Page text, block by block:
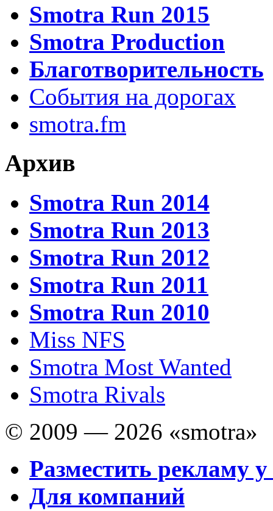
Smotra Run 2015
Smotra Production
Благотворительность
События на дорогах
smotra.fm
Архив
Smotra Run 2014
Smotra Run 2013
Smotra Run 2012
Smotra Run 2011
Smotra Run 2010
Miss NFS
Smotra Most Wanted
Smotra Rivals
© 2009 — 2026 «smotra»
Разместить рекламу у
Для компаний